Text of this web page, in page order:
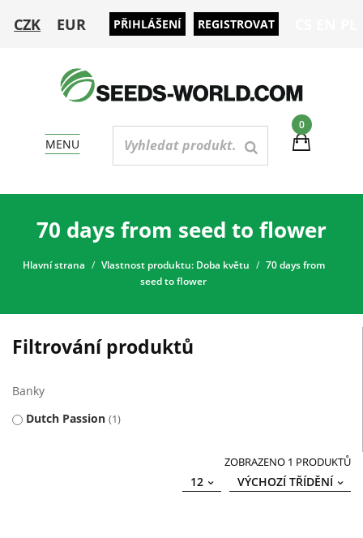
CZK EUR PŘIHLÁŠENÍ REGISTROVAT
0
MENU
70 days from seed to flower
Hlavní strana Vlastnost produktu: Doba květu
70 days from
seed to flower
Filtrování produktů
Banky
Dutch Passion 1
ZOBRAZENO 1 PRODUKTŮ
VÝCHOZÍ TŘÍDĚNÍ
12